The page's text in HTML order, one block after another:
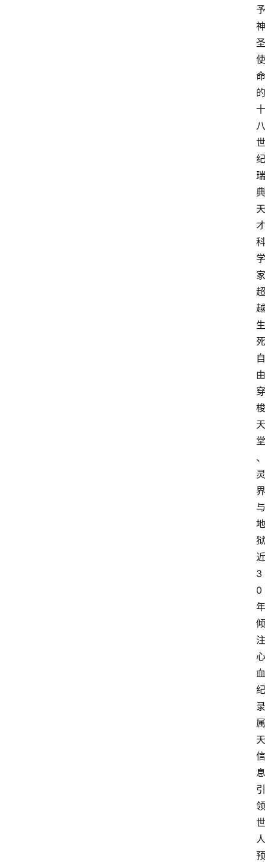
予
神
圣
使
命
的
十
八
世
纪
瑞
典
天
才
科
学
家
超
越
生
死
自
由
穿
梭
天
堂
、
灵
界
与
地
狱
近
3
0
年
倾
注
心
血
纪
录
属
天
信
息
引
领
世
人
预